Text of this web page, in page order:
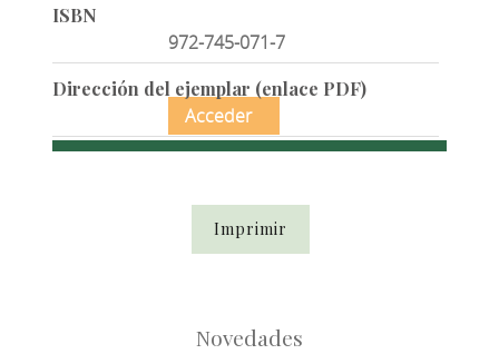
ISBN
972-745-071-7
Dirección del ejemplar (enlace PDF)
Acceder
Imprimir
Novedades